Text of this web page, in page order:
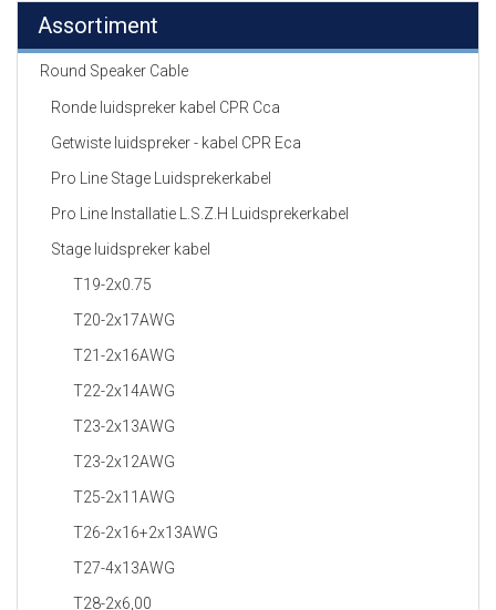
Assortiment
Round Speaker Cable
Ronde luidspreker kabel CPR Cca
Getwiste luidspreker - kabel CPR Eca
Pro Line Stage Luidsprekerkabel
Pro Line Installatie L.S.Z.H Luidsprekerkabel
Stage luidspreker kabel
T19-2x0.75
T20-2x17AWG
T21-2x16AWG
T22-2x14AWG
T23-2x13AWG
T23-2x12AWG
T25-2x11AWG
T26-2x16+2x13AWG
T27-4x13AWG
T28-2x6,00